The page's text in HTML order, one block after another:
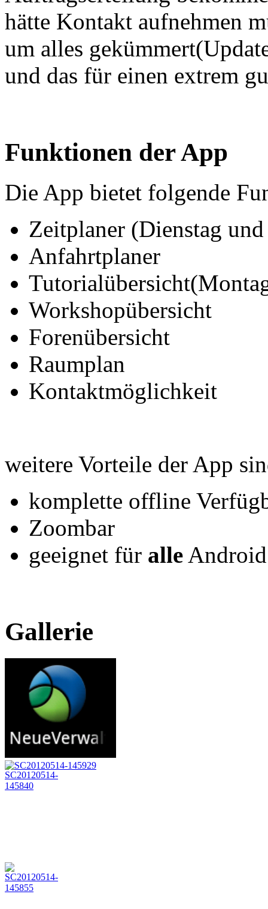
hätte Kontakt aufnehmen
um alles
und das für einen extrem
Funktionen der App
Die App bietet folgende
Zeitplaner (Dienstag
Anfahrtplaner
Workshopübersicht
Forenübersicht
Raumplan
Kontaktmöglichkeit
weitere Vorteile der App
komplette offline
Zoombar
geeignet für alle
Gallerie